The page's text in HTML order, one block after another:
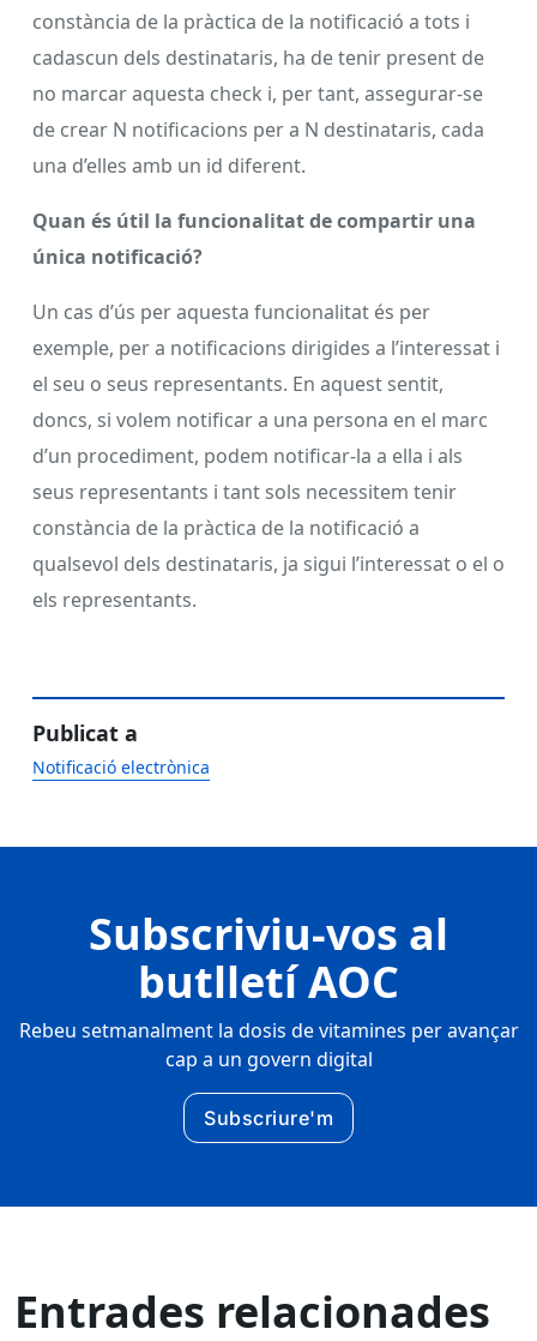
constància de la pràctica de la notificació a tots i
cadascun dels destinataris, ha de tenir present de
no marcar aquesta check i, per tant, assegurar-se
de crear N notificacions per a N destinataris, cada
una d’elles amb un id diferent.
Quan és útil la funcionalitat de compartir una
única notificació?
Un cas d’ús per aquesta funcionalitat és per
exemple, per a notificacions dirigides a l’interessat i
el seu o seus representants. En aquest sentit,
doncs, si volem notificar a una persona en el marc
d’un procediment, podem notificar-la a ella i als
seus representants i tant sols necessitem tenir
constància de la pràctica de la notificació a
qualsevol dels destinataris, ja sigui l’interessat o el o
els representants.
Publicat a
Notificació electrònica
Subscriviu-vos al
butlletí AOC
Rebeu setmanalment la dosis de vitamines per avançar
cap a un govern digital
Subscriure'm
Entrades relacionades